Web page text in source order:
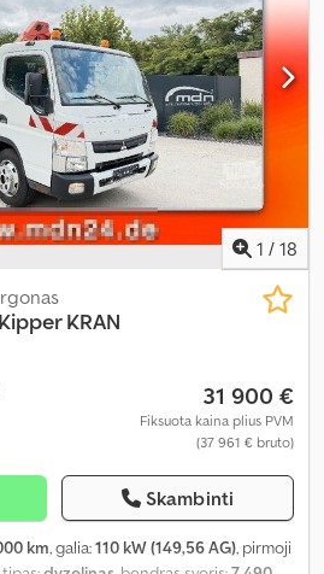
1 / 18
KRAN
31 900 €
Fiksuota kaina plius PVM
(37 961 € bruto)
Skambinti
km, galia:110 kW (149,56 AG), pirmoji